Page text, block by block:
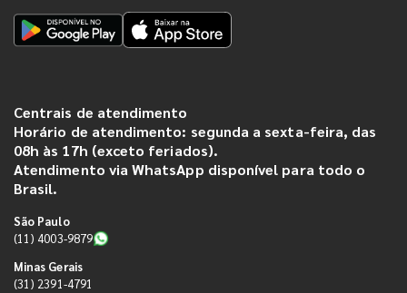
Centrais de atendimento
Horário de atendimento: segunda a sexta-feira, das
08h às 17h (exceto feriados).
Atendimento via WhatsApp disponível para todo o
Brasil.
São Paulo
(11) 4003-9879
Minas Gerais
(31) 2391-4791